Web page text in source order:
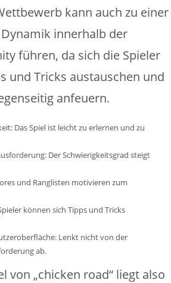
kann auch zu einer
innerhalb der
führen, da sich die Spieler
und Tricks austauschen und
anfeuern.
Das Spiel ist leicht zu erlernen und zu
Der Schwierigkeitsgrad steigt
und Ranglisten motivieren zum
können sich Tipps und Tricks
Lenkt nicht von der
ab.
von „chicken road“ liegt also